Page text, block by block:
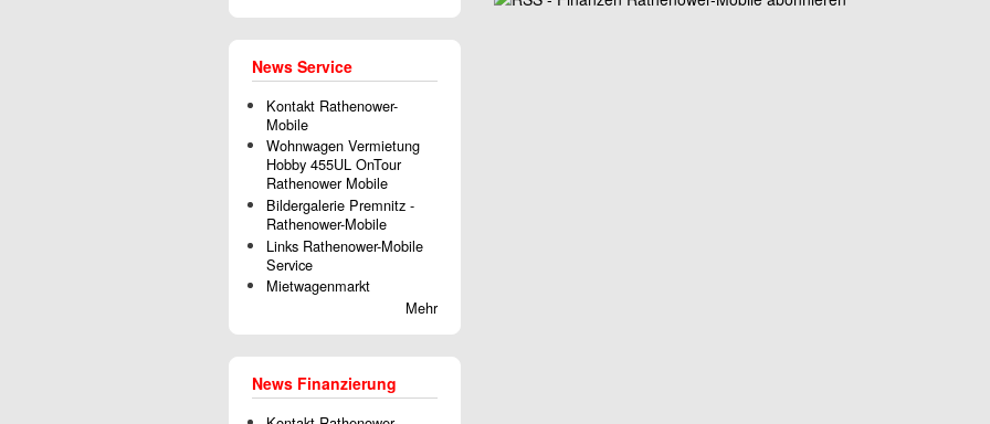
News Service
Kontakt Rathenower-
Mobile
Wohnwagen Vermietung
Hobby 455UL OnTour
Rathenower Mobile
Bildergalerie Premnitz -
Rathenower-Mobile
Links Rathenower-Mobile
Service
Mietwagenmarkt
Mehr
News Finanzierung